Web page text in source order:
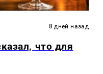
8 дней назад
что для